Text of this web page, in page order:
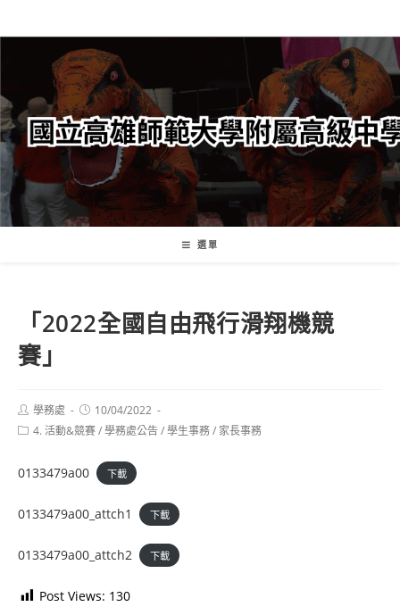
轉
要
內
容
選單
「2022全國自由飛行滑翔機競
賽」
Post
author:
學務處
Post
published:
10/04/2022
Post4. 活動&競賽/學務處公告/學生事務/ 家長事務
0133479a00 下載
0133479a00_attch1 下載
0133479a00_attch2 下載
Post Views: 130